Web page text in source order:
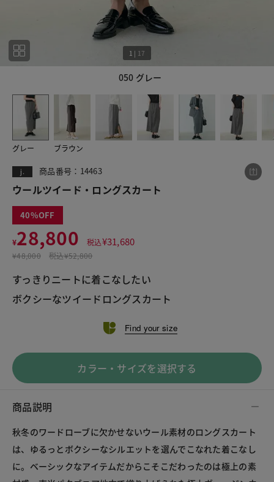
050 グレー
1 | 17
グレー ブラウン
j. 商品番号：14463
ウールツイード・ロングスカート
40
¥28,800 税込¥31,680
¥48,000 税込¥52,800
すっきりニートに着こなしたい
ボクシーなツイードロングスカート
Find your size
カラー・サイズを選択する
商品説明
秋冬のワードローブに欠かせないウール素材のロングスカート
は、ゆるっとボクシーなシルエットを選んでこなれた着こなし
に。ベーシックなアイテムだからこそこだわったのは極上の素
この商品をシェアする
ウールツイード・ロングスカート
¥28,800
税込¥31,680
LINE X メール